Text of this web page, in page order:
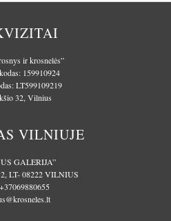
ir krosnelės”
159910924
LT599109219
32, Vilnius
VILNIUJE
GALERIJA”
LT- 08222 VILNIUS
+37069880655